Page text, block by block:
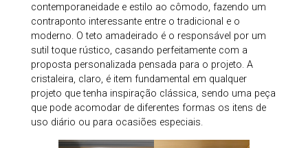
contemporaneidade e estilo ao cômodo, fazendo um
contraponto interessante entre o tradicional e o
moderno. O teto amadeirado é o responsável por um
sutil toque rústico, casando perfeitamente com a
proposta personalizada pensada para o projeto. A
cristaleira, claro, é item fundamental em qualquer
projeto que tenha inspiração clássica, sendo uma peça
que pode acomodar de diferentes formas os itens de
uso diário ou para ocasiões especiais.